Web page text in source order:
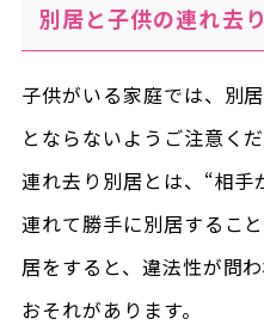
別居と子供の連れ去り
子供がいる家庭では、別
とならないようご注意くだ
連れ去り別居とは、“相手
連れて勝手に別居するこ
居をすると、違法性が問
おそれがあります。